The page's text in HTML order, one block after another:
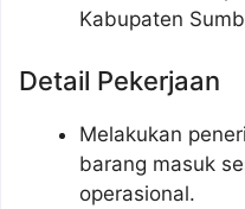
Kabupaten
Detail Pekerjaan
Melakukan
barang masuk
operasional.